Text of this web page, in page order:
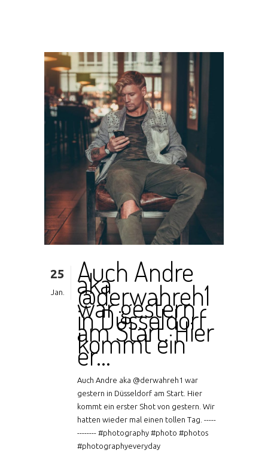
25
Jan.
Auch Andre
aka
@derwahreh1
war gestern
in Düsseldorf
am Start. Hier
kommt ein
er…
Auch Andre aka @derwahreh1 war
gestern in Düsseldorf am Start. Hier
kommt ein erster Shot von gestern. Wir
hatten wieder mal einen tollen Tag. -----
-------- #photography #photo #photos
#photographyeveryday